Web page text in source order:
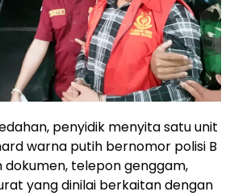
penyidik menyita satu unit
warna putih bernomor polisi B
dokumen, telepon genggam,
yang dinilai berkaitan dengan